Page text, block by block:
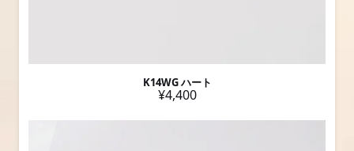
K14WG ハート
¥4,400